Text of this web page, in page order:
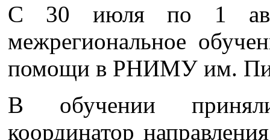
С 30 июля по 1
межрегиональное
помощи в РНИМУ им.
В обучении
координатор